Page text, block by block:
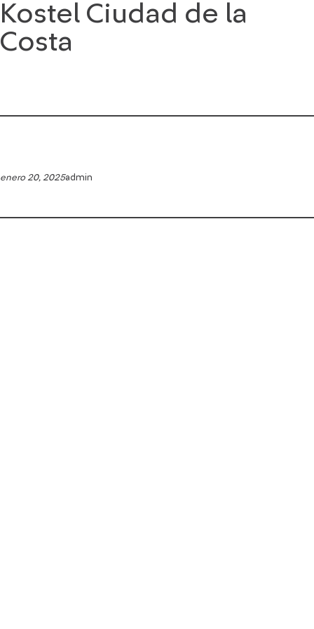
Saltar
al
contenido
Kostel Ciudad de la
Costa
enero 20, 2025admin